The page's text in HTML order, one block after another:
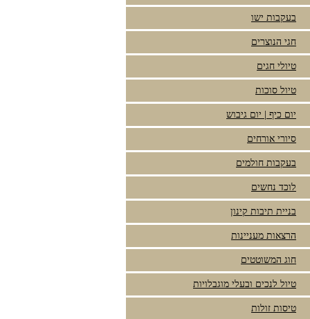
בעקבות ישו
חגי הנוצרים
טיולי חגים
טיול סוכות
יום כיף | יום גיבוש
סיורי אורחים
בעקבות חולמים
לוכד נחשים
בניית תיבות קינון
הרצאות מעניינות
חוג המשוטטים
טיול לנכים ובעלי מוגבלויות
טיסות זולות